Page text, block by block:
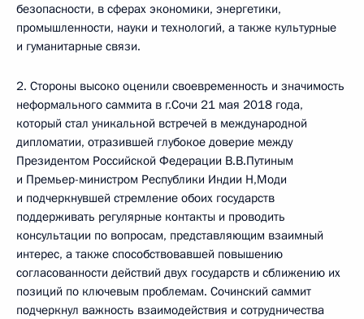
безопасности, в сферах экономики, энергетики,
промышленности, науки и технологий, а также культурные
и гуманитарные связи.
2. Стороны высоко оценили своевременность и значимость
неформального саммита в г.Сочи 21 мая 2018 года,
который стал уникальной встречей в международной
дипломатии, отразившей глубокое доверие между
Президентом Российской Федерации В.В.Путиным
и Премьер-министром Республики Индии Н,Моди
и подчеркнувшей стремление обоих государств
поддерживать регулярные контакты и проводить
консультации по вопросам, представляющим взаимный
интерес, а также способствовавшей повышению
согласованности действий двух государств и сближению их
позиций по ключевым проблемам. Сочинский саммит
подчеркнул важность взаимодействия и сотрудничества